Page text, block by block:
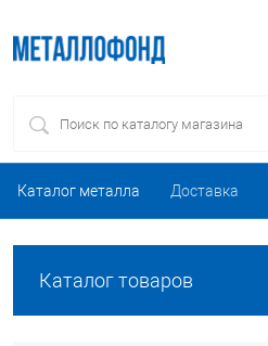
Каталог металла Доставка
Каталог товаров